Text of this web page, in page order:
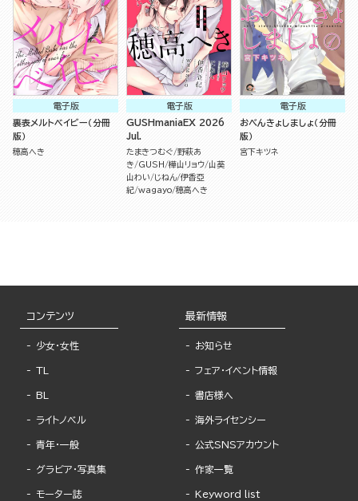
電子版
裏表メルトベイビー（分冊
版）
穂高へき
電子版
GUSHmaniaEX 2026
Jul.
たまきつむぐ 野萩あ
き
GUSH 樺山リョウ 山葵
山わい
じねん 伊香亞
紀 wagayo 穂高へき
電子版
おべんきょしましょ（分冊
版）
宮下キツネ
コンテンツ
少女・女性
TL
BL
ライトノベル
青年・一般
グラビア・写真集
モーター誌
最新情報
お知らせ
フェア・イベント情報
書店様へ
海外ライセンシー
公式SNSアカウント
作家一覧
Keyword list